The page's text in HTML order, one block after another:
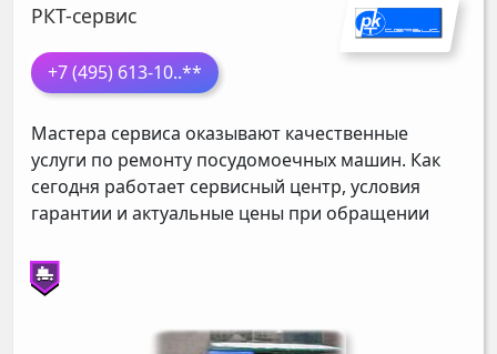
РКТ-сервис
+7 (495) 613-10..**
Мастера сервиса оказывают качественные
услуги по ремонту посудомоечных машин. Как
сегодня работает сервисный центр, условия
гарантии и актуальные цены при обращении